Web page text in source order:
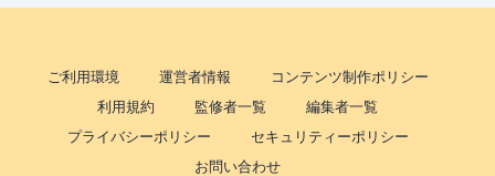
ご利用環境 運営者情報
コンテンツ制作ポリシー
利用規約
監修者一覧
編集者一覧
プライバシーポリシー
セキュリティーポリシー
お問い合わせ